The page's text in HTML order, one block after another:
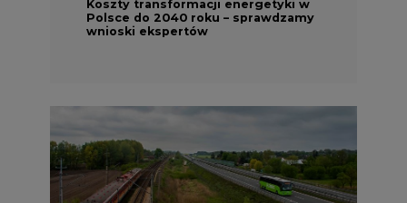
2026-05-13 13:00